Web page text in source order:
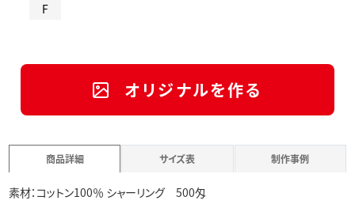
F
オリジナルを作る
商品詳細 サイズ表 制作事例
素材：コットン100％ シャーリング 500匁